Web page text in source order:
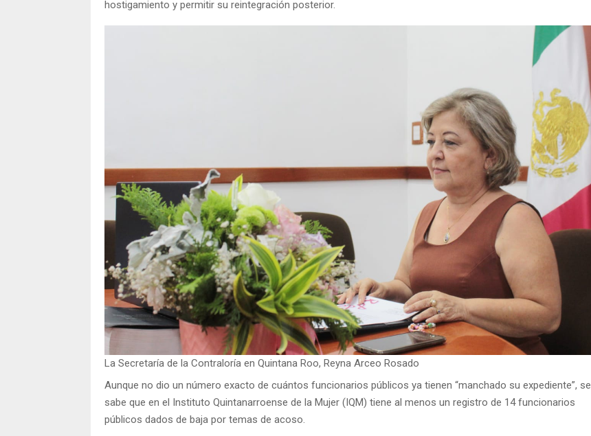
hostigamiento y permitir su reintegración posterior.
La Secretaría de la Contraloría en Quintana Roo, Reyna Arceo Rosado
Aunque no dio un número exacto de cuántos funcionarios públicos ya tienen “manchado su expediente”, se
sabe que en el Instituto Quintanarroense de la Mujer (IQM) tiene al menos un registro de 14 funcionarios
públicos dados de baja por temas de acoso.